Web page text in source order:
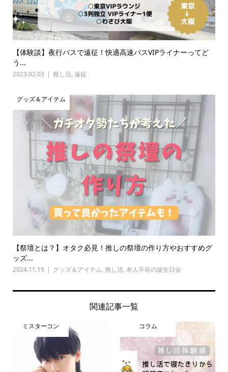
【体験談】夜行バスで遠征！快適高速バスVIPライナーってど
う...
2023.02.03 推し活, 遠征
グッズ＆アイテム
【祭壇とは？】オタク必見！推しの祭壇の作り方やおすすめグ
ッズ...
2024.11.19 グッズ＆アイテム, 推し活, 本人不在の誕生日会
関連記事一覧
ミスターコン コラム